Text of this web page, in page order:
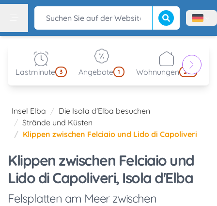
Suchen Sie auf der Website Suche beginnen
Menù
Lastminute 3 Angebote 1 Wohnungen 214
Insel Elba
Die Isola d'Elba besuchen
Strände und Küsten
Klippen zwischen Felciaio und Lido di Capoliveri
Klippen zwischen Felciaio und
Lido di Capoliveri, Isola d'Elba
Felsplatten am Meer zwischen